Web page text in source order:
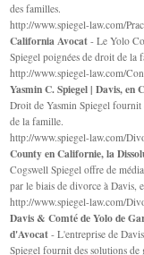
des familles.
http://www.spiegel-law.com/
California Avocat - Le Yolo
Spiegel poignées de droit de
http://www.spiegel-law.com/
Yasmin C. Spiegel | Davis, en
Droit de Yasmin Spiegel
de la famille.
http://www.spiegel-law.com/
County en Californie, la
Cogswell Spiegel offre de
par le biais de divorce à Davis,
http://www.spiegel-law.com/
Davis & Comté de Yolo de
d'Avocat - L'entreprise de
Spiegel fournit des solutions